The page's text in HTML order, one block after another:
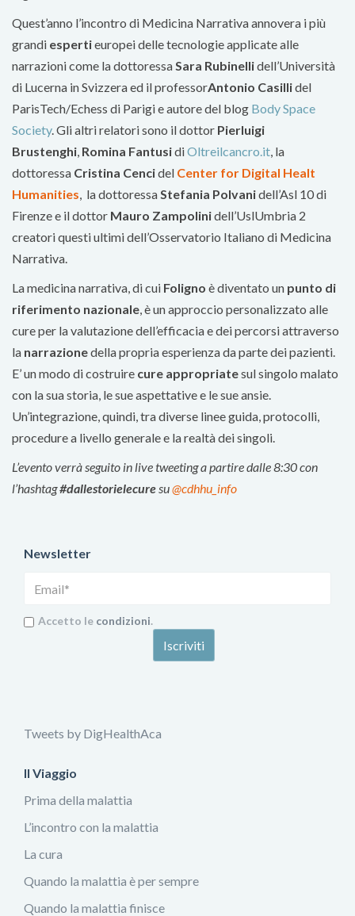
Quest’anno l’incontro di Medicina Narrativa annovera i più
grandi espertieuropei delle tecnologie applicate alle
narrazioni come la dottoressaSara Rubinellidell’Università
di Lucerna in Svizzera ed il professorAntonio Casillidel
ParisTech/Echess di Parigi e autore del blog Body Space
Society. Gli altri relatori sono il dottor Pierluigi
Brustenghi, Romina FantusidiOltreilcancro.it, la
dottoressa Cristina Cencidel Center for Digital Healt
Humanities, la dottoressaStefania Polvanidell’Asl 10 di
Firenze e il dottor Mauro Zampolinidell’UslUmbria 2
creatori questi ultimi dell’Osservatorio Italiano di Medicina
Narrativa.
La medicina narrativa, di cui Foligno è diventato un punto di
riferimento nazionale, è un approccio personalizzato alle
cure per la valutazione dell’efficacia e dei percorsi attraverso
la narrazionedella propria esperienza da parte dei pazienti.
E’ un modo di costruire cure appropriatesul singolo malato
con la sua storia, le sue aspettative e le sue ansie.
Un’integrazione, quindi, tra diverse linee guida, protocolli,
procedure a livello generale e la realtà dei singoli.
L’evento verrà seguito in live tweeting a partire dalle 8:30 con
l’hashtag#dallestorielecuresu@cdhhu_info
Newsletter
Accetto le condizioni.
Tweets by DigHealthAca
Il Viaggio
Prima della malattia
L’incontro con la malattia
La cura
Quando la malattia è per sempre
Quando la malattia finisce